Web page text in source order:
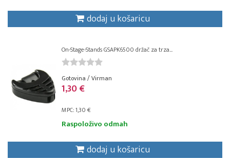
dodaj u košaricu
On-Stage-Stands GSAPK6500 držač za trza...
Gotovina / Virman
1,30 €
MPC: 1,30 €
Raspoloživo odmah
dodaj u košaricu